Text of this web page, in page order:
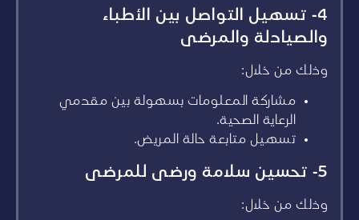
4- تسهيل التواصل بين الأطباء
والصيادلة والمرضى
وذلك من خلال:
مشاركة المعلومات بسهولة بين مقدمي
الرعاية الصحية.
تسهيل متابعة حالة المريض.
5- تحسين سلامة ورضى للمرضى
وذلك من خلال: